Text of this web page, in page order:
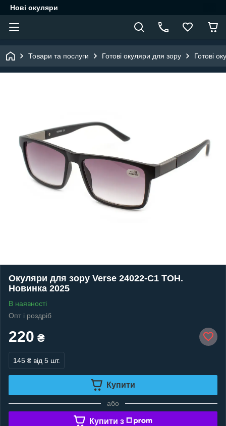
Нові окуляри
Товари та послуги Готові окуляри для зору Готові
Окуляри для зору Verse 24022-C1 ТОН.
Новинка 2025
В наявності
Опт і роздріб
220 ₴
145 ₴ від 5 шт.
Купити
або
Купити з